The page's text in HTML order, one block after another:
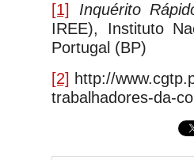
[1]
Inquérito
IREE), Instituto
Portugal (BP)
[2] http://
trabalhadores-da-